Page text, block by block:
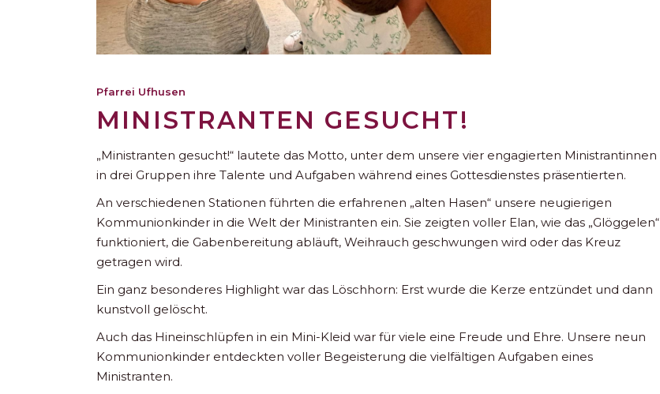
Pfarrei Ufhusen
MINISTRANTEN GESUCHT!
„Ministranten gesucht!“ lautete das Motto, unter dem unsere vier engagierten Ministrantinnen
in drei Gruppen ihre Talente und Aufgaben während eines Gottesdienstes präsentierten.
An verschiedenen Stationen führten die erfahrenen „alten Hasen“ unsere neugierigen
Kommunionkinder in die Welt der Ministranten ein. Sie zeigten voller Elan, wie das „Glöggelen“
funktioniert, die Gabenbereitung abläuft, Weihrauch geschwungen wird oder das Kreuz
getragen wird.
Ein ganz besonderes Highlight war das Löschhorn: Erst wurde die Kerze entzündet und dann
kunstvoll gelöscht.
Auch das Hineinschlüpfen in ein Mini-Kleid war für viele eine Freude und Ehre. Unsere neun
Kommunionkinder entdeckten voller Begeisterung die vielfältigen Aufgaben eines
Ministranten.